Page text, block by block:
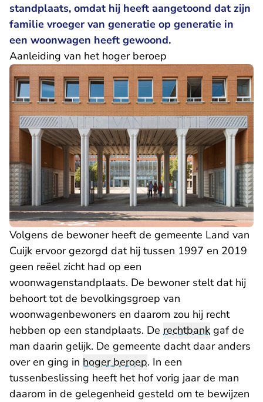
standplaats, omdat hij heeft aangetoond dat zijn
familie vroeger van generatie op generatie in
een woonwagen heeft gewoond.
Aanleiding van het hoger beroep
Volgens de bewoner heeft de gemeente Land van
Cuijk ervoor gezorgd dat hij tussen 1997 en 2019
geen reëel zicht had op een
woonwagenstandplaats. De bewoner stelt dat hij
behoort tot de bevolkingsgroep van
woonwagenbewoners en daarom zou hij recht
hebben op een standplaats. De rechtbank gaf de
man daarin gelijk. De gemeente dacht daar anders
over en ging in hoger beroep. In een
tussenbeslissing heeft het hof vorig jaar de man
daarom in de gelegenheid gesteld om te bewijzen